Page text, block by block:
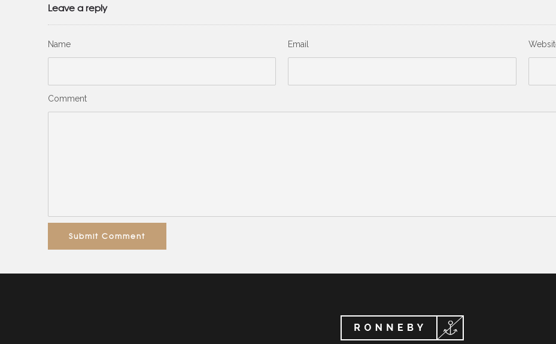
Leave a reply
Name Email
Comment
Submit Comment